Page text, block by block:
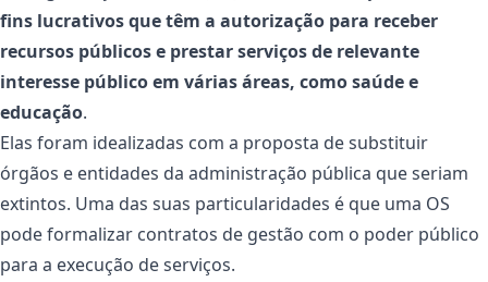
fins lucrativos que têm a autorização para receber
recursos públicos e prestar serviços de relevante
interesse público em várias áreas, como saúde e
educação.
Elas foram idealizadas com a proposta de substituir
órgãos e entidades da administração pública que seriam
extintos. Uma das suas particularidades é que uma OS
pode formalizar contratos de gestão com o poder público
para a execução de serviços.